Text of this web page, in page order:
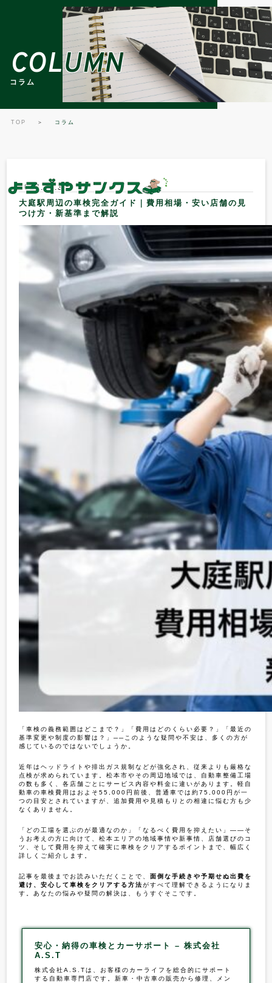
COLUMN
コラム
COLUMN
コラム
TOP ＞ コラム
2026.05.30
大庭駅周辺の車検完全ガイド｜費用相場・安い店舗の見
つけ方・新基準まで解説
「車検の義務範囲はどこまで？」「費用はどのくらい必要？」「最近の
基準変更や制度の影響は？」──このような疑問や不安は、多くの方が
感じているのではないでしょうか。
近年はヘッドライトや排出ガス規制などが強化され、従来よりも厳格な
点検が求められています。松本市やその周辺地域では、自動車整備工場
の数も多く、各店舗ごとにサービス内容や料金に違いがあります。軽自
動車の車検費用はおよそ55,000円前後、普通車では約75,000円が一
つの目安とされていますが、追加費用や見積もりとの相違に悩む方も少
なくありません。
「どの工場を選ぶのが最適なのか」「なるべく費用を抑えたい」――そ
うお考えの方に向けて、松本エリアの地域事情や新事情、店舗選びのコ
ツ、そして費用を抑えて確実に車検をクリアするポイントまで、幅広く
詳しくご紹介します。
記事を最後までお読みいただくことで、 面倒な手続きや予期せぬ出費を
避け、安心して車検をクリアする方法がすべて理解できるようになりま
す。あなたの悩みや疑問の解決は、もうすぐそこです。
安心・納得の車検とカーサポート – 株式会社
A.S.T
株式会社A.S.Tは、お客様のカーライフを総合的にサポート
する自動車専門店です。新車・中古車の販売から修理、メン